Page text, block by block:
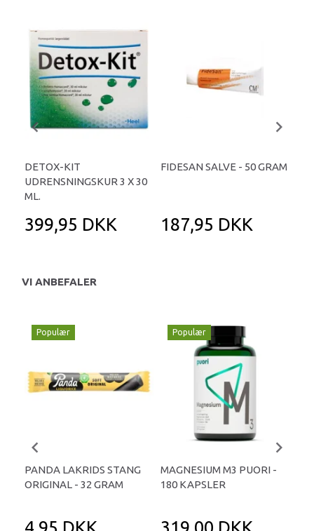
DETOX-KIT
UDRENSNINGSKUR 3 X 30
ML.
399,95 DKK
FIDESAN SALVE - 50 GRAM
187,95 DKK
VI ANBEFALER
Populær
PANDA LAKRIDS STANG
ORIGINAL - 32 GRAM
Populær
MAGNESIUM M3 PUORI -
180 KAPSLER